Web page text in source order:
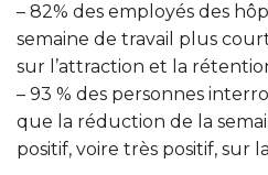
– 82% des employés des
semaine de travail plus
sur l’attraction et la
– 93 % des personnes
que la réduction de la
positif, voire très positif, sur